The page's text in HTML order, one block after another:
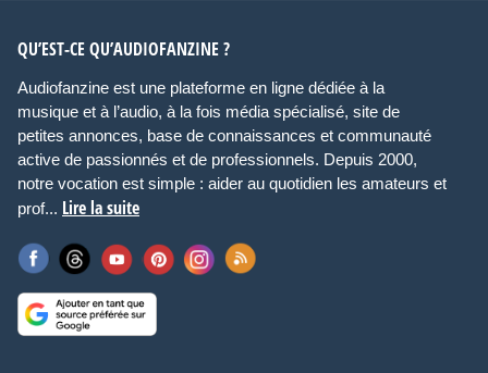
QU’EST-CE QU’AUDIOFANZINE ?
Audiofanzine est une plateforme en ligne dédiée à la
musique et à l’audio, à la fois média spécialisé, site de
petites annonces, base de connaissances et communauté
active de passionnés et de professionnels. Depuis 2000,
notre vocation est simple : aider au quotidien les amateurs et
prof... Lire la suite